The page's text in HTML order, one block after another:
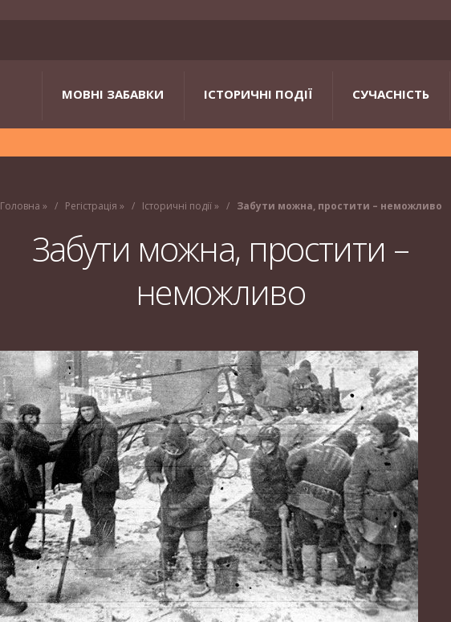
МОВНІ ЗАБАВКИ ІСТОРИЧНІ ПОДІЇ СУЧАСНІСТЬ
Головна » Регістрація » Історичні події» Забути можна, простити – неможливо
Забути можна, простити –
неможливо